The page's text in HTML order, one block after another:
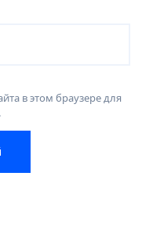
в этом браузере для